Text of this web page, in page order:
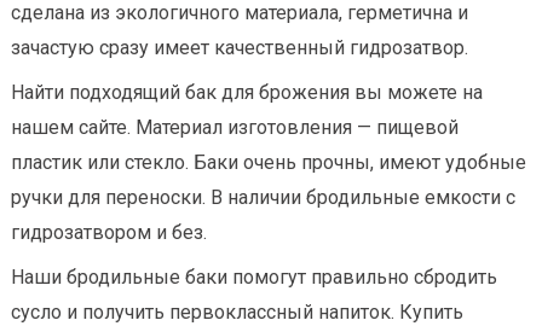
сделана из экологичного материала, герметична и
зачастую сразу имеет качественный гидрозатвор.
Найти подходящий бак для брожения вы можете на
нашем сайте. Материал изготовления — пищевой
пластик или стекло. Баки очень прочны, имеют удобные
ручки для переноски. В наличии бродильные емкости с
гидрозатвором и без.
Наши бродильные баки помогут правильно сбродить
сусло и получить первоклассный напиток. Купить